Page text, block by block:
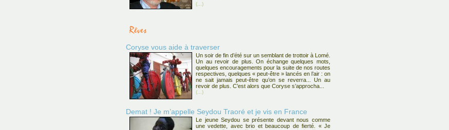
(...)
Coryse vous aide à traverser
Un soir de fin d’été sur un semblant de trottoir à Lomé.
Un au revoir de plus. On échange quelques mots,
quelques encouragements pour la suite de nos routes
respectives, quelques « peut-être » lancés en l’air : on
ne sait jamais peut-être qu’on se reverra... Un au
revoir de plus. C’est alors que Coryse s’approcha...
(...)
Demat ! Je m’appelle Seydou Traoré et je vis en France
Le jeune Seydou se présente devant nous comme
une vedette, avec brio et beaucoup de fierté. « Je